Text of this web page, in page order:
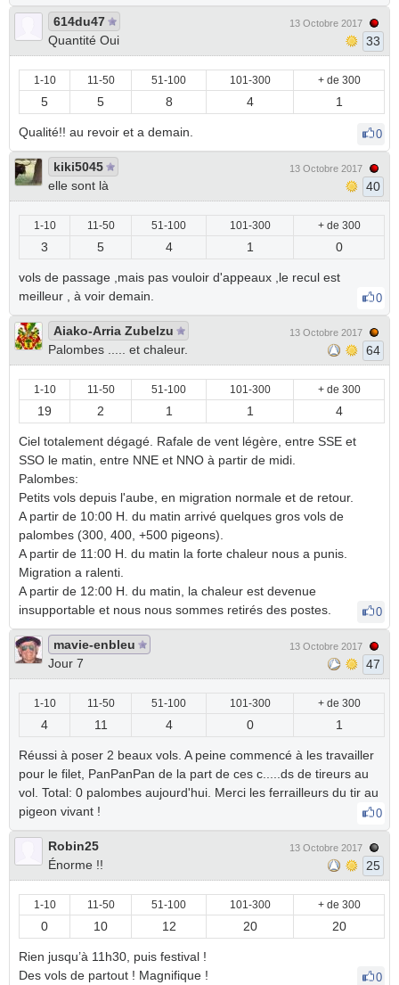
614du47
Quantité Oui
13 Octobre 2017
33
1-10 11-50 51-100 101-300 + de 300
5 5 8 4 1
Qualité!! au revoir et a demain. 0
kiki5045
elle sont là
13 Octobre 2017
40
1-10 11-50 51-100 101-300 + de 300
3 5 4 1 0
vols de passage ,mais pas vouloir d'appeaux ,le recul est
meilleur , à voir demain.
0
Aiako-Arria Zubelzu
Palombes ..... et chaleur.
13 Octobre 2017
64
1-10 11-50 51-100 101-300 + de 300
19 2 1 1 4
Ciel totalement dégagé. Rafale de vent légère, entre SSE et
SSO le matin, entre NNE et NNO à partir de midi.
Palombes:
Petits vols depuis l'aube, en migration normale et de retour.
A partir de 10:00 H. du matin arrivé quelques gros vols de
palombes (300, 400, +500 pigeons).
A partir de 11:00 H. du matin la forte chaleur nous a punis.
Migration a ralenti.
A partir de 12:00 H. du matin, la chaleur est devenue
insupportable et nous nous sommes retirés des postes.
0
mavie-enbleu
Jour 7
13 Octobre 2017
47
1-10 11-50 51-100 101-300 + de 300
4 11 4 0 1
Réussi à poser 2 beaux vols. A peine commencé à les travailler
pour le filet, PanPanPan de la part de ces c.....ds de tireurs au
vol. Total: 0 palombes aujourd'hui. Merci les ferrailleurs du tir au
pigeon vivant !
0
Robin25
Énorme !!
13 Octobre 2017
25
1-10 11-50 51-100 101-300 + de 300
0 10 12 20 20
Rien jusqu’à 11h30, puis festival !
Des vols de partout ! Magnifique !
0